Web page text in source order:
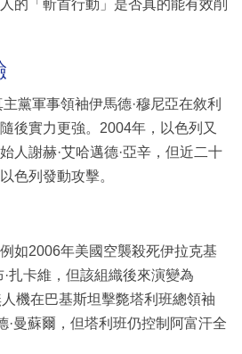
的「斬首行動」是否真的能有效削
黨軍事領袖伊馬德·穆尼亞在敘利
後實力更強。2004年，以色列又
人謝赫·艾哈邁德·亞辛，但近二十
色列發動攻擊。
如2006年美國空襲殺死伊拉克基
扎卡維，但該組織後來演變為
機在巴基斯坦擊斃塔利班總領袖
·曼蘇爾，但塔利班仍控制阿富汗全